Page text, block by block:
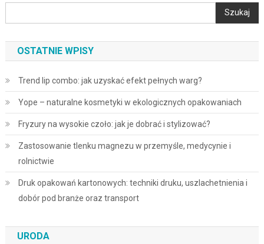
Szukaj
OSTATNIE WPISY
Trend lip combo: jak uzyskać efekt pełnych warg?
Yope – naturalne kosmetyki w ekologicznych opakowaniach
Fryzury na wysokie czoło: jak je dobrać i stylizować?
Zastosowanie tlenku magnezu w przemyśle, medycynie i
rolnictwie
Druk opakowań kartonowych: techniki druku, uszlachetnienia i
dobór pod branże oraz transport
URODA